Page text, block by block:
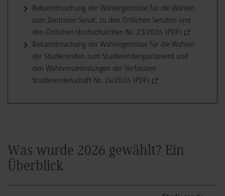
Bekanntmachung der Wahlergebnisse für die Wahlen
zum Zentralen Senat, zu den Örtlichen Senaten und
den Örtlichen Hochschulräten Nr. 23/2026 (PDF)
Bekanntmachung der Wahlergebnisse für die Wahlen
der Studierenden zum Studierendenparlament und
den Wahlversammlungen der Verfassten
Studierendenschaft Nr. 24/2026 (PDF)
Was wurde 2026 gewählt? Ein
Überblick